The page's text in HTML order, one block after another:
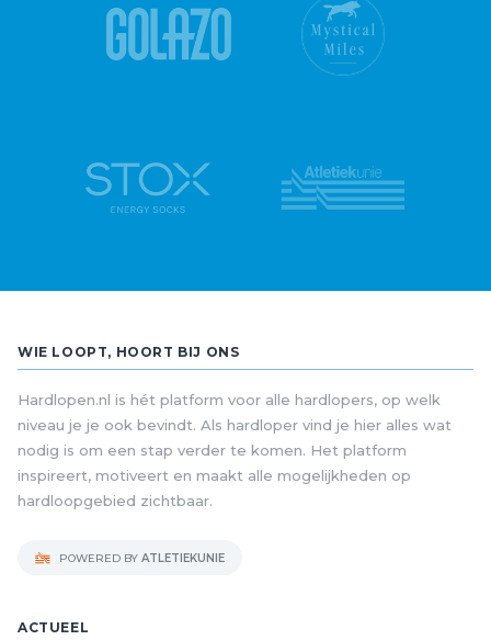
WIE LOOPT, HOORT BIJ ONS
Hardlopen.nl is hét platform voor alle hardlopers, op welk
niveau je je ook bevindt. Als hardloper vind je hier alles wat
nodig is om een stap verder te komen. Het platform
inspireert, motiveert en maakt alle mogelijkheden op
hardloopgebied zichtbaar.
POWERED BY ATLETIEKUNIE
ACTUEEL